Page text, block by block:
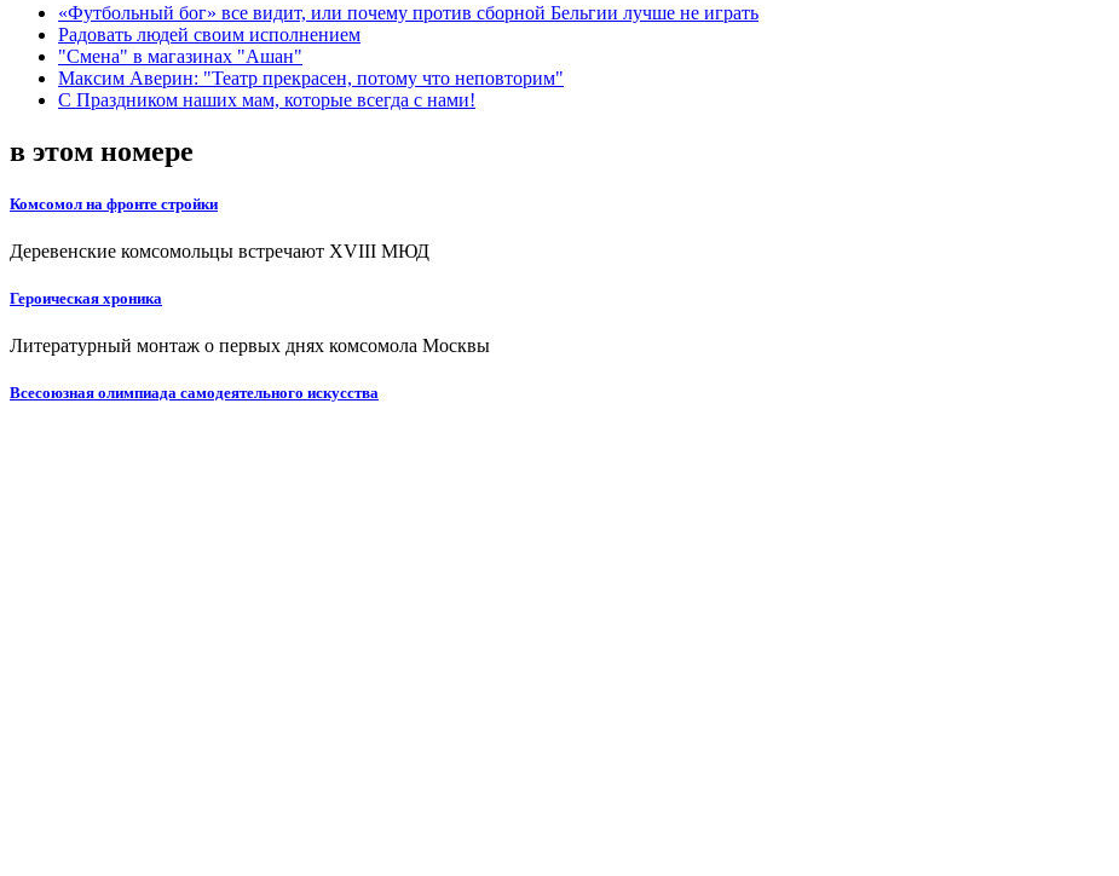
«Футбольный бог» все видит, или почему против сборной Бельгии лучше не играть
Радовать людей своим исполнением
"Смена" в магазинах "Ашан"
Максим Аверин: "Театр прекрасен, потому что неповторим"
С Праздником наших мам, которые всегда с нами!
в этом номере
Комсомол на фронте стройки
Деревенские комсомольцы встречают XVIII МЮД
Героическая хроника
Литературный монтаж о первых днях комсомола Москвы
Всесоюзная олимпиада самодеятельного искусства